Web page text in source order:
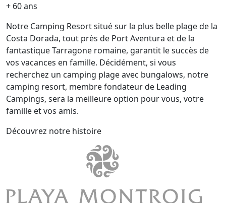
+ 60 ans
Notre Camping Resort situé sur la plus belle plage de la
Costa Dorada, tout près de Port Aventura et de la
fantastique Tarragone romaine, garantit le succès de
vos vacances en famille. Décidément, si vous
recherchez un camping plage avec bungalows, notre
camping resort, membre fondateur de Leading
Campings, sera la meilleure option pour vous, votre
famille et vos amis.
Découvrez notre histoire